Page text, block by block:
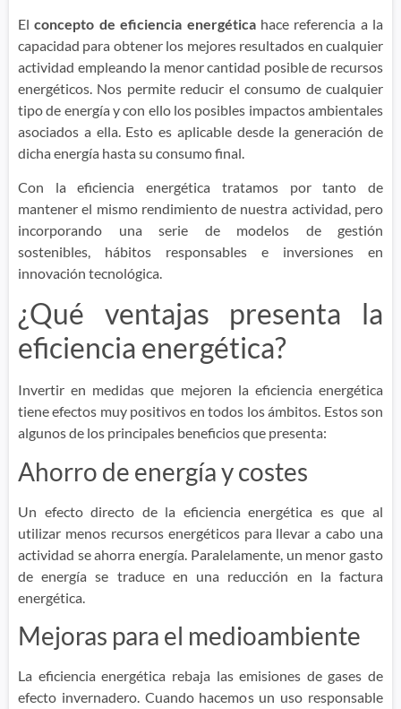
Elconcepto de eficiencia energéticahace referencia a la
capacidad para obtener los mejores resultados en cualquier
actividad empleando la menor cantidad posible de recursos
energéticos. Nos permite reducir el consumo de cualquier
tipo de energía y con ello los posibles impactos ambientales
asociados a ella. Esto es aplicable desde la generación de
dicha energía hasta su consumo final.
Con la eficiencia energética tratamos por tanto de
mantener el mismo rendimiento de nuestra actividad, pero
incorporando una serie de modelos de gestión
sostenibles, hábitos responsables e inversiones en
innovación tecnológica.
¿Qué ventajas presenta la
eficiencia energética?
Invertir en medidas que mejoren la eficiencia energética
tiene efectos muy positivos en todos los ámbitos. Estos son
algunos de los principales beneficios que presenta:
Ahorro de energía y costes
Un efecto directo de la eficiencia energética es que al
utilizar menos recursos energéticos para llevar a cabo una
actividad se ahorra energía. Paralelamente, un menor gasto
de energía se traduce en una reducción en la factura
energética.
Mejoras para el medioambiente
La eficiencia energética rebaja las emisiones de gases de
efecto invernadero. Cuando hacemos un uso responsable